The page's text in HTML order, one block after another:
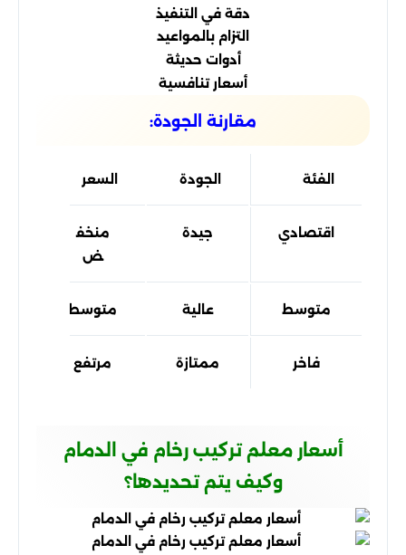
دقة في التنفيذ
التزام بالمواعيد
أدوات حديثة
أسعار تنافسية
مقارنة الجودة:
الفئة الجودة السعر
اقتصادي جيدة
منخف
ض
متوسط عالية متوسط
فاخر ممتازة مرتفع
أسعار معلم تركيب رخام في الدمام
وكيف يتم تحديدها؟